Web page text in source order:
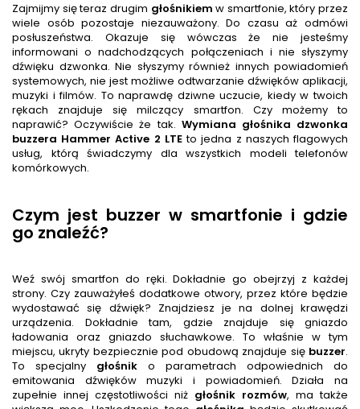
Zajmijmy się teraz drugim głośnikiem w smartfonie, który przez
wiele osób pozostaje niezauważony. Do czasu aż odmówi
posłuszeństwa. Okazuje się wówczas że nie jesteśmy
informowani o nadchodzących połączeniach i nie słyszymy
dźwięku dzwonka. Nie słyszymy również innych powiadomień
systemowych, nie jest możliwe odtwarzanie dźwięków aplikacji,
muzyki i filmów. To naprawdę dziwne uczucie, kiedy w twoich
rękach znajduje się milczący smartfon. Czy możemy to
naprawić? Oczywiście że tak. Wymiana głośnika dzwonka
buzzera Hammer Active 2 LTEto jedna z naszych flagowych
usług, którą świadczymy dla wszystkich modeli telefonów
komórkowych.
Czym jest buzzer w smartfonie i gdzie
go znaleźć?
Weź swój smartfon do ręki. Dokładnie go obejrzyj z każdej
strony. Czy zauważyłeś dodatkowe otwory, przez które będzie
wydostawać się dźwięk? Znajdziesz je na dolnej krawędzi
urządzenia. Dokładnie tam, gdzie znajduje się gniazdo
ładowania oraz gniazdo słuchawkowe. To właśnie w tym
miejscu, ukryty bezpiecznie pod obudową znajduje się buzzer.
To specjalny głośnik o parametrach odpowiednich do
emitowania dźwięków muzyki i powiadomień. Działa na
zupełnie innej częstotliwości niż głośnik rozmów, ma także